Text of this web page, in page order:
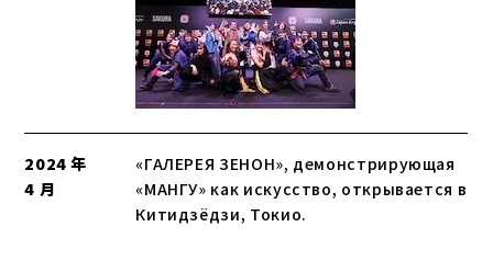
2024 年
4 月
«ГАЛЕРЕЯ ЗЕНОН», демонстрирующая
«МАНГУ» как искусство, открывается в
Китидзёдзи, Токио.